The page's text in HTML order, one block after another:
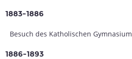
1883-1886
Besuch des Katholischen
1886-1893